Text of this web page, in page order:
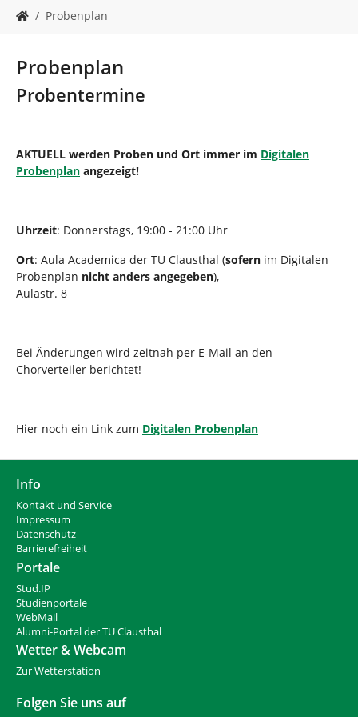
i
i
n
d
e
r
Probenplan
Probenplan
Probentermine
AKTUELL werden Proben und Ort immer im Digitalen
Probenplan angezeigt!
Uhrzeit: Donnerstags, 19:00 - 21:00 Uhr
Ort: Aula Academica der TU Clausthal (sofern im Digitalen
Probenplan nicht anders angegeben),
Aulastr. 8
Bei Änderungen wird zeitnah per E-Mail an den
Chorverteiler berichtet!
Hier noch ein Link zum Digitalen Probenplan
Info
Kontakt und Service
Impressum
Datenschutz
Barrierefreiheit
Portale
Stud.IP
Studienportale
WebMail
Alumni-Portal der TU Clausthal
Wetter & Webcam
Zur Wetterstation
Folgen Sie uns auf